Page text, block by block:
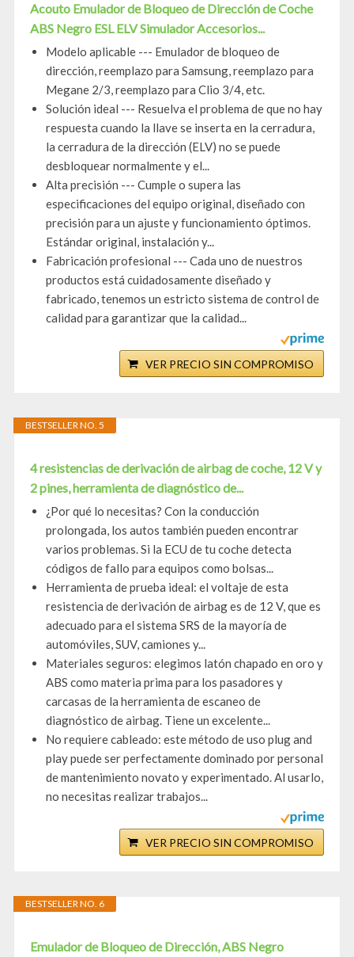
Acouto Emulador de Bloqueo de Dirección de Coche
ABS Negro ESL ELV Simulador Accesorios...
Modelo aplicable --- Emulador de bloqueo de
dirección, reemplazo para Samsung, reemplazo para
Megane 2/3, reemplazo para Clio 3/4, etc.
Solución ideal --- Resuelva el problema de que no hay
respuesta cuando la llave se inserta en la cerradura,
la cerradura de la dirección (ELV) no se puede
desbloquear normalmente y el...
Alta precisión --- Cumple o supera las
especificaciones del equipo original, diseñado con
precisión para un ajuste y funcionamiento óptimos.
Estándar original, instalación y...
Fabricación profesional --- Cada uno de nuestros
productos está cuidadosamente diseñado y
fabricado, tenemos un estricto sistema de control de
calidad para garantizar que la calidad...
VER PRECIO SIN COMPROMISO
BESTSELLER NO. 5
4 resistencias de derivación de airbag de coche, 12 V y
2 pines, herramienta de diagnóstico de...
¿Por qué lo necesitas? Con la conducción
prolongada, los autos también pueden encontrar
varios problemas. Si la ECU de tu coche detecta
códigos de fallo para equipos como bolsas...
Herramienta de prueba ideal: el voltaje de esta
resistencia de derivación de airbag es de 12 V, que es
adecuado para el sistema SRS de la mayoría de
automóviles, SUV, camiones y...
Materiales seguros: elegimos latón chapado en oro y
ABS como materia prima para los pasadores y
carcasas de la herramienta de escaneo de
diagnóstico de airbag. Tiene un excelente...
No requiere cableado: este método de uso plug and
play puede ser perfectamente dominado por personal
de mantenimiento novato y experimentado. Al usarlo,
no necesitas realizar trabajos...
VER PRECIO SIN COMPROMISO
BESTSELLER NO. 6
Emulador de Bloqueo de Dirección, ABS Negro